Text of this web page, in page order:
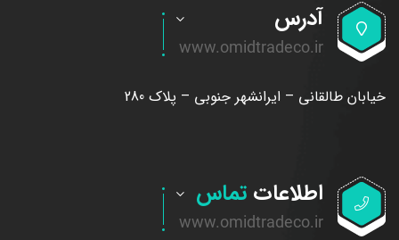
آدرس
خیابان طالقانی – ایرانشهر جنوبی – پلاک 280
اطلاعات تماس